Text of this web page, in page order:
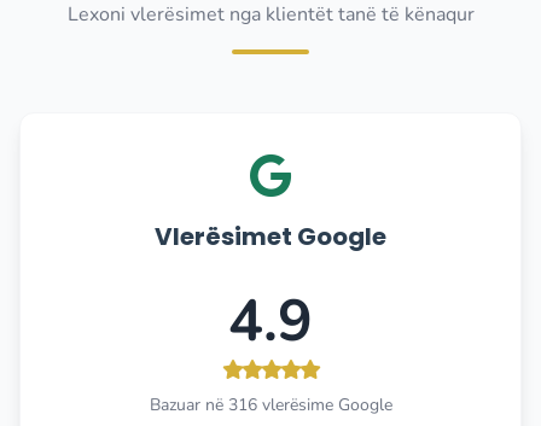
Lexoni vlerësimet nga klientët tanë të kënaqur
Vlerësimet Google
4.9
Bazuar në 316 vlerësime Google